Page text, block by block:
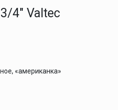
4″ Valtec
«американка»